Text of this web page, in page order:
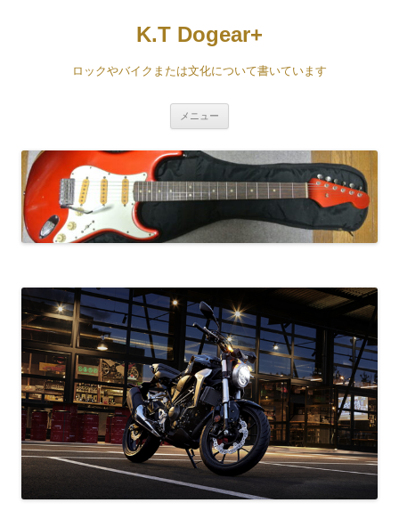
K.T Dogear+
ロックやバイクまたは文化について書いています
メニュー